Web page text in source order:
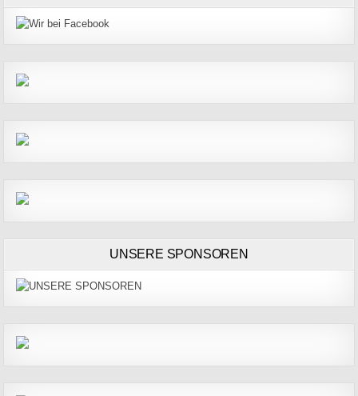
UNSERE SPONSOREN